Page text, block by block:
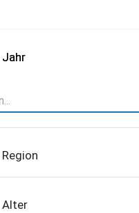
Jahr
Region
Alter